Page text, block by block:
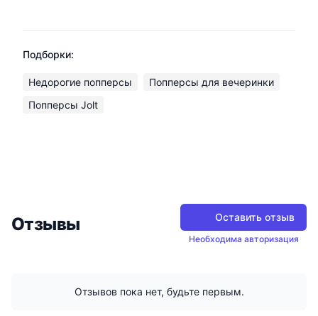
Подборки:
Недорогие попперсы
Попперсы для вечеринки
Попперсы Jolt
Отзывы Оставить отзыв
Необходима авторизация
Отзывов пока нет, будьте первым.